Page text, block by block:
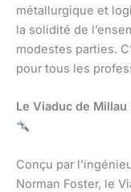
métallurgique et
la solidité de
modestes parties.
pour tous les
Le Viaduc de
Conçu par
Norman Foster, le